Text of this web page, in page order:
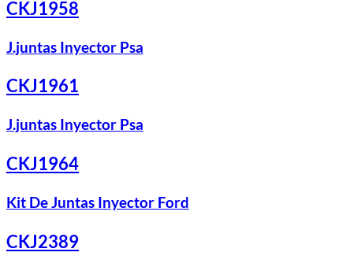
CKJ1958
J.juntas Inyector Psa
CKJ1961
J.juntas Inyector Psa
CKJ1964
Kit De Juntas Inyector Ford
CKJ2389